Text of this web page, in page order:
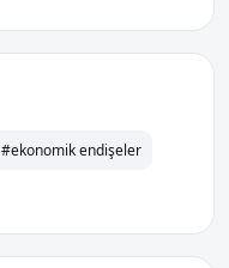
#ekonomik endişeler